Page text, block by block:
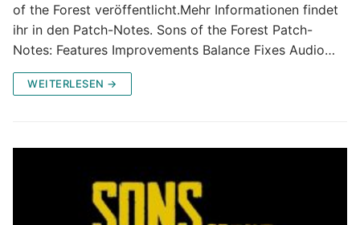
of the Forest veröffentlicht.Mehr Informationen findet
ihr in den Patch-Notes. Sons of the Forest Patch-
Notes: Features Improvements Balance Fixes Audio…
WEITERLESEN →